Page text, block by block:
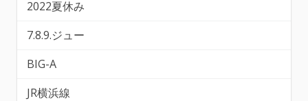
2022夏休み
7.8.9.ジュー
BIG-A
JR横浜線